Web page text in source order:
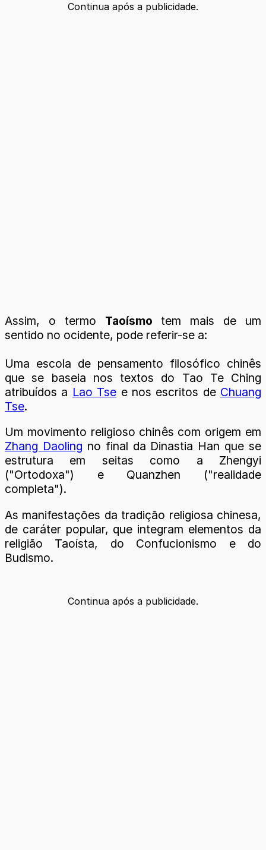
Continua após a publicidade.
Assim, o termo Taoísmo tem mais de um
sentido no ocidente, pode referir-se a:
Uma escola de pensamento filosófico chinês
que se baseia nos textos do Tao Te Ching
atribuídos a Lao Tse e nos escritos de Chuang
Tse.
Um movimento religioso chinês com origem em
Zhang Daoling no final da Dinastia Han que se
estrutura em seitas como a Zhengyi
("Ortodoxa") e Quanzhen ("realidade
completa").
As manifestações da tradição religiosa chinesa,
de caráter popular, que integram elementos da
religião Taoísta, do Confucionismo e do
Budismo.
Continua após a publicidade.